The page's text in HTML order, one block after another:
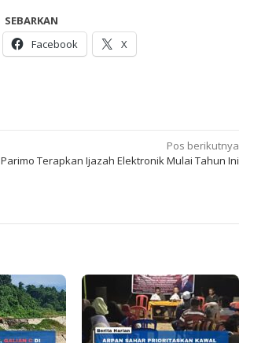
SEBARKAN
Facebook
X
Pos berikutnya
Parimo Terapkan Ijazah Elektronik Mulai Tahun Ini